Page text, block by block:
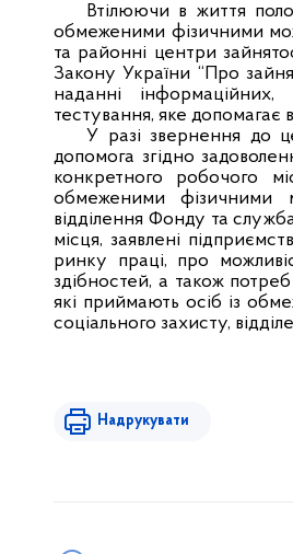
Втілюючи в життя
обмеженими фізичними
та районні центри
Закону України “Про
наданні інформаційних,
тестування, яке допомагає
У разі звернення до
допомога згідно
конкретного робочого
обмеженими фізичними
відділення Фонду та
місця, заявлені
ринку праці, про
здібностей, а також
які приймають осіб із
соціального захисту,
Надрукувати